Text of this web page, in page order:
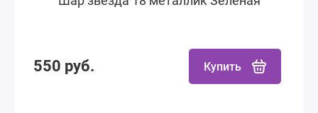
550 руб. Купить